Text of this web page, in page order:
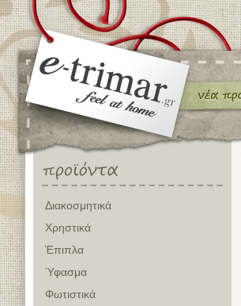
Διακοσμητικά
Χρηστικά
Έπιπλα
Ύφασμα
Φωτιστικά